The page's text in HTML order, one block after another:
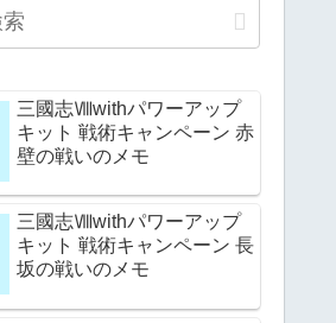
三國志Ⅷwithパワーアップ
キット 戦術キャンペーン 赤
壁の戦いのメモ
三國志Ⅷwithパワーアップ
キット 戦術キャンペーン 長
坂の戦いのメモ